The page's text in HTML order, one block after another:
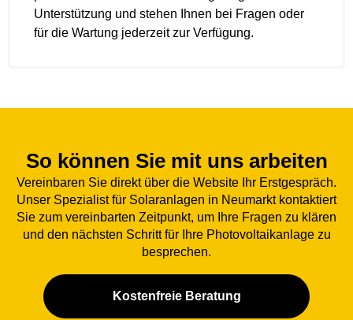
Unterstützung und stehen Ihnen bei Fragen oder
für die Wartung jederzeit zur Verfügung.
So können Sie mit uns arbeiten
Vereinbaren Sie direkt über die Website Ihr Erstgespräch.
Unser Spezialist für Solaranlagen in Neumarkt kontaktiert
Sie zum vereinbarten Zeitpunkt, um Ihre Fragen zu klären
und den nächsten Schritt für Ihre Photovoltaikanlage zu
besprechen.
Kostenfreie Beratung